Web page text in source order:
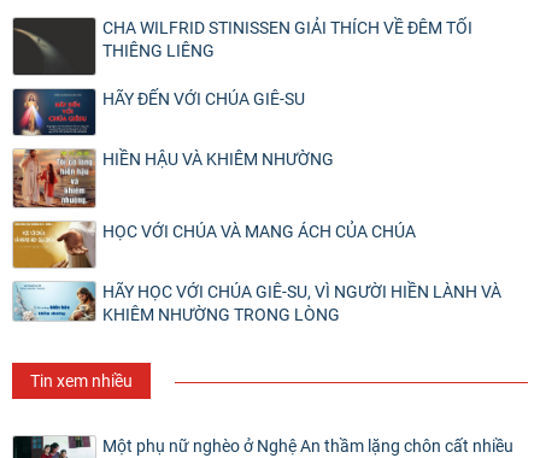
CHA WILFRID STINISSEN GIẢI THÍCH VỀ ĐÊM TỐI
THIÊNG LIÊNG
HÃY ĐẾN VỚI CHÚA GIÊ-SU
HIỀN HẬU VÀ KHIÊM NHƯỜNG
HỌC VỚI CHÚA VÀ MANG ÁCH CỦA CHÚA
HÃY HỌC VỚI CHÚA GIÊ-SU, VÌ NGƯỜI HIỀN LÀNH VÀ
KHIÊM NHƯỜNG TRONG LÒNG
Tin xem nhiều
Một phụ nữ nghèo ở Nghệ An thầm lặng chôn cất nhiều